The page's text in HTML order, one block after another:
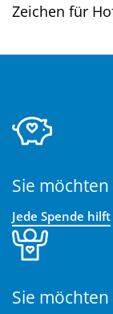
Zeichen für
Sie
Jede Spende hilft
Sie